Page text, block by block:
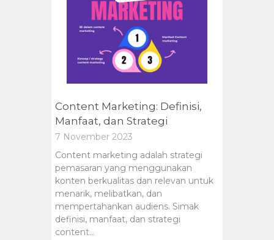
Content Marketing: Definisi,
Manfaat, dan Strategi
7 November 2023
Content marketing adalah strategi
pemasaran yang menggunakan
konten berkualitas dan relevan untuk
menarik, melibatkan, dan
mempertahankan audiens. Simak
definisi, manfaat, dan strategi
content…